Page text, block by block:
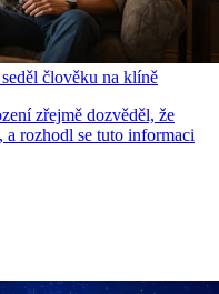
člověku na klíně
zřejmě dozvěděl, že
a rozhodl se tuto informaci